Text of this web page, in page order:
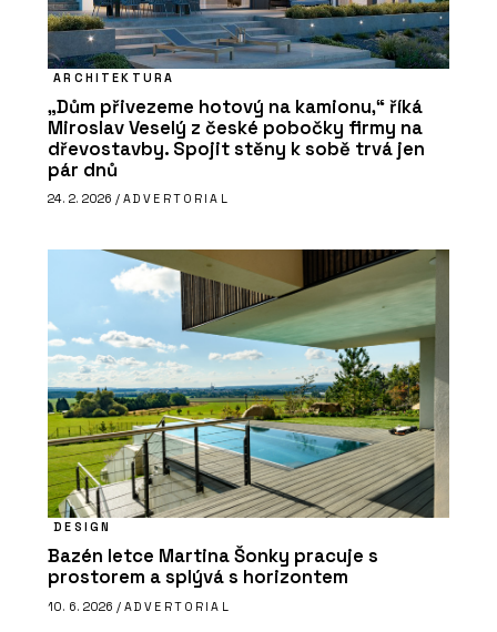
ARCHITEKTURA
„Dům přivezeme hotový na kamionu,“ říká
Miroslav Veselý z české pobočky firmy na
dřevostavby. Spojit stěny k sobě trvá jen
pár dnů
24. 2. 2026 / ADVERTORIAL
DESIGN
Bazén letce Martina Šonky pracuje s
prostorem a splývá s horizontem
10. 6. 2026 / ADVERTORIAL